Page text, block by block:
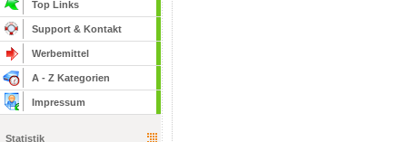
Top Links
Support & Kontakt
Werbemittel
A - Z Kategorien
Impressum
Statistik